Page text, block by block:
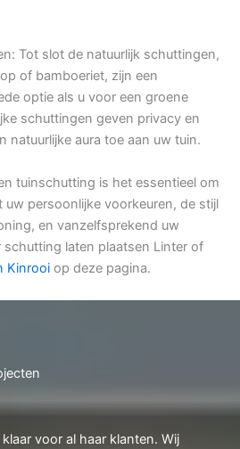
Tot slot de natuurlijk schuttingen,
of bamboeriet, zijn een
optie als u voor een groene
schuttingen geven privacy en
natuurlijke aura toe aan uw tuin.
tuinschutting is het essentieel om
uw persoonlijke voorkeuren, de stijl
en vanzelfsprekend uw
schutting laten plaatsen Linter of
Kinrooi op deze pagina.
voor al haar klanten. Wij